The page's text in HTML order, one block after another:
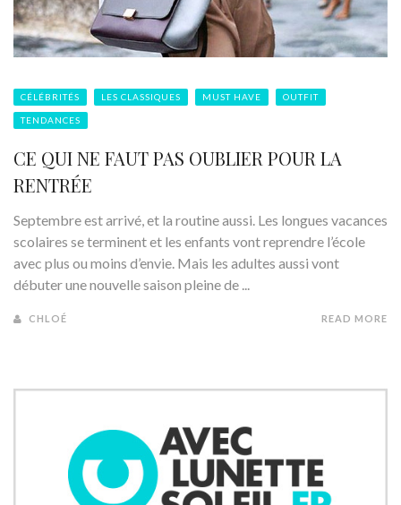
CÉLÉBRITÉS LES CLASSIQUES MUST HAVE OUTFIT
TENDANCES
CE QUI NE FAUT PAS OUBLIER POUR LA
RENTRÉE
Septembre est arrivé, et la routine aussi. Les longues vacances
scolaires se terminent et les enfants vont reprendre l’école
avec plus ou moins d’envie. Mais les adultes aussi vont
débuter une nouvelle saison pleine de ...
CHLOÉ READ MORE